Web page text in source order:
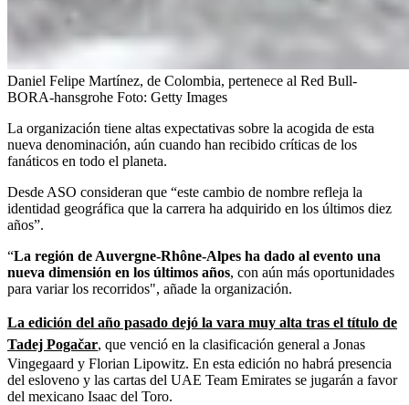
Daniel Felipe Martínez, de Colombia, pertenece al Red Bull-
BORA-hansgrohe Foto: Getty Images
La organización tiene altas expectativas sobre la acogida de esta
nueva denominación, aún cuando han recibido críticas de los
fanáticos en todo el planeta.
Desde ASO consideran que “este cambio de nombre refleja la
identidad geográfica que la carrera ha adquirido en los últimos diez
años”.
“La región de Auvergne-Rhône-Alpes ha dado al evento una
nueva dimensión en los últimos años, con aún más oportunidades
para variar los recorridos", añade la organización.
La edición del año pasado dejó la vara muy alta tras el título de
Tadej Pogačar, que venció en la clasificación general a Jonas
Vingegaard y Florian Lipowitz. En esta edición no habrá presencia
del esloveno y las cartas del UAE Team Emirates se jugarán a favor
del mexicano Isaac del Toro.